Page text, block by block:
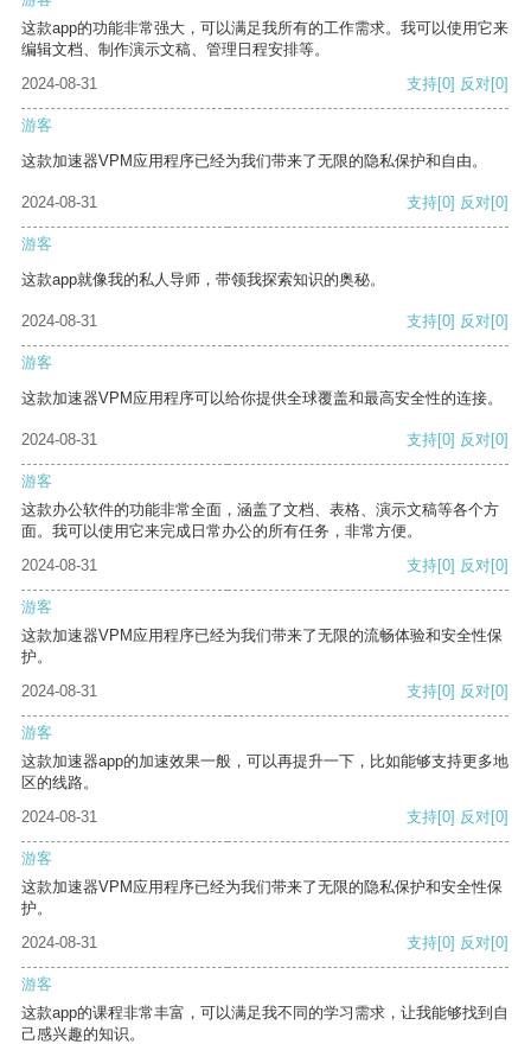
这款app的功能非常强大，可以满足我所有的工作需求。我可以使用它来
编辑文档、制作演示文稿、管理日程安排等。
2024-08-31
支持[0] 反对[0]
游客
这款加速器VPM应用程序已经为我们带来了无限的隐私保护和自由。
2024-08-31 支持[0] 反对[0]
游客
这款app就像我的私人导师，带领我探索知识的奥秘。
2024-08-31 支持[0] 反对[0]
游客
这款加速器VPM应用程序可以给你提供全球覆盖和最高安全性的连接。
2024-08-31 支持[0] 反对[0]
游客
这款办公软件的功能非常全面，涵盖了文档、表格、演示文稿等各个方
面。我可以使用它来完成日常办公的所有任务，非常方便。
2024-08-31
支持[0] 反对[0]
游客
这款加速器VPM应用程序已经为我们带来了无限的流畅体验和安全性保
护。
2024-08-31
支持[0] 反对[0]
游客
这款加速器app的加速效果一般，可以再提升一下，比如能够支持更多地
区的线路。
2024-08-31
支持[0] 反对[0]
游客
这款加速器VPM应用程序已经为我们带来了无限的隐私保护和安全性保
护。
2024-08-31
支持[0] 反对[0]
游客
这款app的课程非常丰富，可以满足我不同的学习需求，让我能够找到自
己感兴趣的知识。